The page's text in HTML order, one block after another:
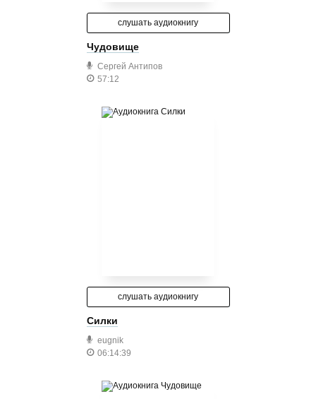
слушать аудиокнигу
Чудовище
Сергей Антипов
57:12
слушать аудиокнигу
Силки
eugnik
06:14:39